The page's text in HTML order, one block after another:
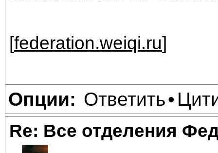
[federation.weiqi.ru]
Опции: Ответить•
Re: Все отделения